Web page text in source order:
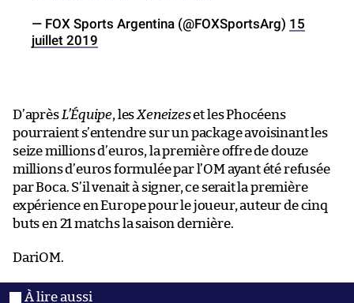
— FOX Sports Argentina (@FOXSportsArg) 15
juillet 2019
D’après L’Équipe, lesXeneizeset les Phocéens
pourraient s’entendre sur un package avoisinant les
seize millions d’euros, la première offre de douze
millions d’euros formulée par l’OM ayant été refusée
par Boca. S’il venait à signer, ce serait la première
expérience en Europe pour le joueur, auteur de cinq
buts en 21 matchs la saison dernière.
DariOM.